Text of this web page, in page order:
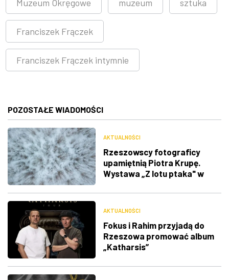
Muzeum Okręgowe muzeum sztuka
Franciszek Frączek
Franciszek Frączek intymnie
POZOSTAŁE WIADOMOŚCI
AKTUALNOŚCI
Rzeszowscy fotograficy
upamiętnią Piotra Krupę.
Wystawa „Z lotu ptaka" w
AKTUALNOŚCI
Fokus i Rahim przyjadą do
Rzeszowa promować album
„Katharsis”